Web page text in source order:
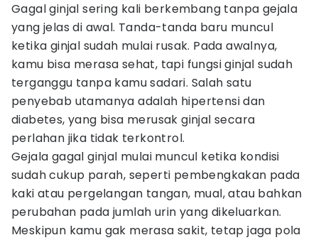
Gagal ginjal sering kali berkembang tanpa gejala
yang jelas di awal. Tanda-tanda baru muncul
ketika ginjal sudah mulai rusak. Pada awalnya,
kamu bisa merasa sehat, tapi fungsi ginjal sudah
terganggu tanpa kamu sadari. Salah satu
penyebab utamanya adalah hipertensi dan
diabetes, yang bisa merusak ginjal secara
perlahan jika tidak terkontrol.
Gejala gagal ginjal mulai muncul ketika kondisi
sudah cukup parah, seperti pembengkakan pada
kaki atau pergelangan tangan, mual, atau bahkan
perubahan pada jumlah urin yang dikeluarkan.
Meskipun kamu gak merasa sakit, tetap jaga pola